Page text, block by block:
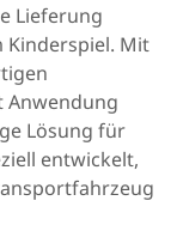
Lieferung
Kinderspiel. Mit
Anwendung
Lösung für
entwickelt,